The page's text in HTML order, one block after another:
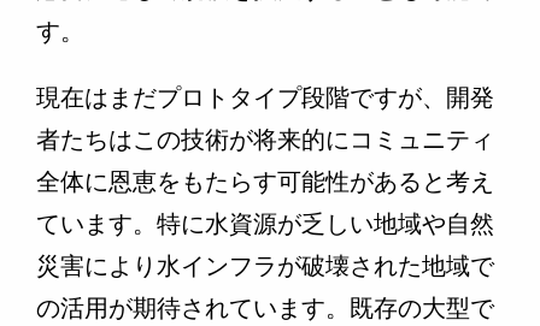
す。
現在はまだプロトタイプ段階ですが、開発
者たちはこの技術が将来的にコミュニティ
全体に恩恵をもたらす可能性があると考え
ています。特に水資源が乏しい地域や自然
災害により水インフラが破壊された地域で
の活用が期待されています。既存の大型で